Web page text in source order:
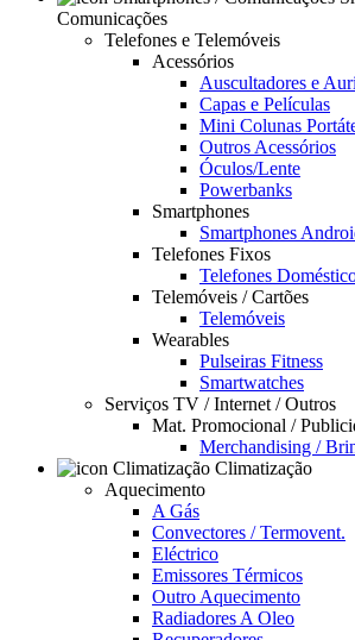
Comunicações
Telefones e Telemóveis
Acessórios
Auscultadores e
Capas e Películas
Mini Colunas
Outros Acessórios
Óculos/Lente
Powerbanks
Smartphones
Smartphones
Telefones Fixos
Telefones
Telemóveis / Cartões
Telemóveis
Wearables
Pulseiras Fitness
Smartwatches
Serviços TV / Internet / Outros
Mat. Promocional /
Merchandising /
Climatização
Aquecimento
A Gás
Convectores / Termovent.
Eléctrico
Emissores Térmicos
Outro Aquecimento
Radiadores A Oleo